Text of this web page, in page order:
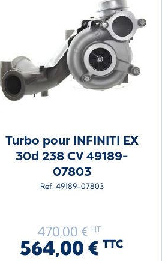
Turbo pour INFINITI EX
30d 238 CV 49189-
07803
Ref. 49189-07803
470,00 € HT
564,00 € TTC